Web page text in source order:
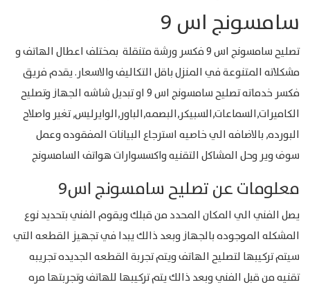
سامسونج اس 9
تصليح سامسونج اس 9 فكسر ورشة متنقلة بمختلف اعطال الهاتف و
مشكلاته المتنوعة في المنزل باقل التكاليف والاسعار. يقدم فريق
فكسر خدماته تصليح سامسونج اس 9 او تبديل شاشه الجهاز وتصليح
الكاميرات,السماعات,السبيكر,البصمه,الباور,الوايرليس, تغير واصلاح
البورده, بالاضافه الي خاصيه استرجاع البيانات المفقوده وعمل
سوف وير وحل المشاكل التقنيه واكسسوارات هواتف السامسونج
معلومات عن تصليح سامسونج اس9
يصل الفني الي المكان المحدد من قبلك ويقوم الفني بتحديد نوع
المشكله الموجوده بالجهاز وبعد ذالك يبدا في تجهيز القطعه التي
سيتم تركيبها لتصليح الهاتف ويتم تجربة القطعه الجديده تجريبه
تقنيه من قبل الفني وبعد ذالك يتم تركيبها للهاتف وتجربتها مره